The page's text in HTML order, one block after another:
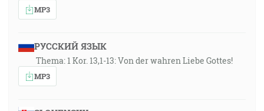
MP3
РУССКИЙ ЯЗЫК
Thema: 1 Kor. 13,1-13: Von der wahren Liebe Gottes!
MP3